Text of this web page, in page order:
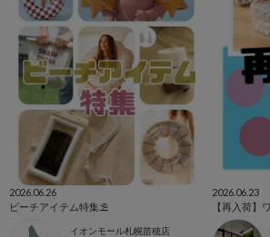
2026.06.26
ビーチアイテム特集⛱️
イオンモール札幌苗穂店
2026.06.23